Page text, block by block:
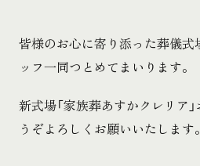
皆様のお心に寄り添った葬儀式
ッフ一同つとめてまいります。
新式場「家族葬あすかクレリア
うぞよろしくお願いいたします。